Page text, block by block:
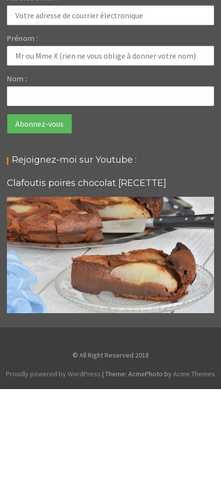
Prénom :
Nom :
Rejoignez-moi sur Youtube :
Clafoutis poires chocolat [RECETTE]
© All Right Reserved 2018
Proudly powered by WordPress | Theme: AcmePhoto by Acme Themes